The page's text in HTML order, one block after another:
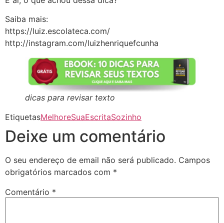
Saiba mais:
https://luiz.escolateca.com/
http://instagram.com/luizhenriquefcunha
dicas para revisar texto
EtiquetasMelhoreSuaEscritaSozinho
Deixe um comentário
O seu endereço de email não será publicado. Campos
obrigatórios marcados com *
Comentário *